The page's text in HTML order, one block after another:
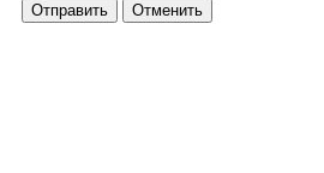
Отправить Отменить